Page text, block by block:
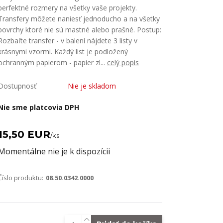
rozmery na všetky vaše projekty.
môžete naniesť jednoducho a na všetky
ktoré nie sú mastné alebo prašné. Postup:
transfer - v balení nájdete 3 listy v
vzormi. Každý list je podložený
papierom - papier zl... celý popis
Nie je skladom
sme platcovia DPH
EUR/ks
nie je k dispozícii
produktu: 08.50.0342.0000